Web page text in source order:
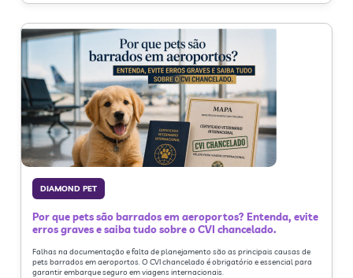
DIAMOND PET
Por que pets são barrados em aeroportos? Entenda, evite
erros graves e saiba tudo sobre o CVI chancelado.
Falhas na documentação e falta de planejamento são as principais causas de
pets barrados em aeroportos. O CVI chancelado é obrigatório e essencial para
garantir embarque seguro em viagens internacionais.